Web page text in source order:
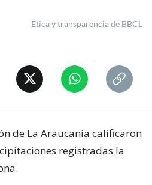
Ética y transparencia de BBCL
de La Araucanía calificaron
registradas la